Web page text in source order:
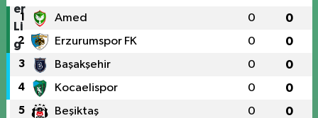
1 Amed 0 0
2 Erzurumspor FK 0 0
3 Başakşehir 0 0
4 Kocaelispor 0 0
5 Beşiktaş 0 0